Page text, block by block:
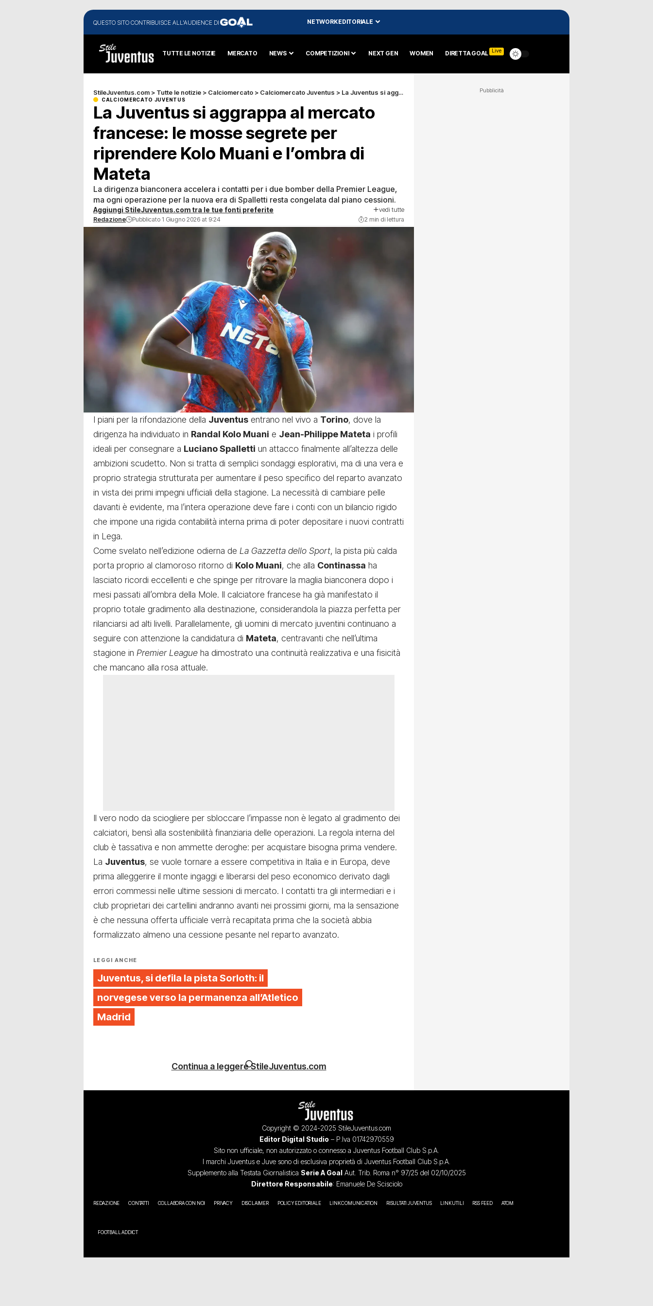
QUESTO SITO CONTRIBUISCE ALL'AUDIENCE DI NETWORK EDITORIALE
TUTTE LE NOTIZIE MERCATO NEWS COMPETIZIONI NEXT GEN WOMEN DIRETTA GOAL Live
StileJuventus.com > Tutte le notizie > Calciomercato > Calciomercato Juventus > La Juventus si aggrappa al mercato francese: le mosse segrete per riprendere Kolo Muani e l’ombra di Mateta
CALCIOMERCATO JUVENTUS
La Juventus si aggrappa al mercato
francese: le mosse segrete per
riprendere Kolo Muani e l’ombra di
Mateta
La dirigenza bianconera accelera i contatti per i due bomber della Premier League,
ma ogni operazione per la nuova era di Spalletti resta congelata dal piano cessioni.
Aggiungi StileJuventus.com tra le tue fonti preferite vedi tutte
Redazione Pubblicato 1 Giugno 2026 at 9:24 2 min di lettura
I piani per la rifondazione della Juventus entrano nel vivo a Torino, dove la
dirigenza ha individuato in Randal Kolo Muani e Jean-Philippe Mateta i profili
ideali per consegnare a Luciano Spalletti un attacco finalmente all’altezza delle
ambizioni scudetto. Non si tratta di semplici sondaggi esplorativi, ma di una vera e
proprio strategia strutturata per aumentare il peso specifico del reparto avanzato
in vista dei primi impegni ufficiali della stagione. La necessità di cambiare pelle
davanti è evidente, ma l’intera operazione deve fare i conti con un bilancio rigido
che impone una rigida contabilità interna prima di poter depositare i nuovi contratti
in Lega.
Come svelato nell’edizione odierna de La Gazzetta dello Sport, la pista più calda
porta proprio al clamoroso ritorno di Kolo Muani, che alla Continassa ha
lasciato ricordi eccellenti e che spinge per ritrovare la maglia bianconera dopo i
mesi passati all’ombra della Mole. Il calciatore francese ha già manifestato il
proprio totale gradimento alla destinazione, considerandola la piazza perfetta per
rilanciarsi ad alti livelli. Parallelamente, gli uomini di mercato juventini continuano a
seguire con attenzione la candidatura di Mateta, centravanti che nell’ultima
stagione in Premier League ha dimostrato una continuità realizzativa e una fisicità
che mancano alla rosa attuale.
Il vero nodo da sciogliere per sbloccare l’impasse non è legato al gradimento dei
calciatori, bensì alla sostenibilità finanziaria delle operazioni. La regola interna del
club è tassativa e non ammette deroghe: per acquistare bisogna prima vendere.
La Juventus, se vuole tornare a essere competitiva in Italia e in Europa, deve
prima alleggerire il monte ingaggi e liberarsi del peso economico derivato dagli
errori commessi nelle ultime sessioni di mercato. I contatti tra gli intermediari e i
club proprietari dei cartellini andranno avanti nei prossimi giorni, ma la sensazione
è che nessuna offerta ufficiale verrà recapitata prima che la società abbia
formalizzato almeno una cessione pesante nel reparto avanzato.
LEGGI ANCHE
Juventus, si defila la pista Sorloth: il
norvegese verso la permanenza all’Atletico
Madrid
Continua a leggere StileJuventus.com
Pubblicità
Copyright © 2024-2025 StileJuventus.com
Editor Digital Studio – P.Iva 01742970559
Sito non ufficiale, non autorizzato o connesso a Juventus Football Club S.p.A.
I marchi Juventus e Juve sono di esclusiva proprietà di Juventus Football Club S.p.A.
Supplemento alla Testata Giornalistica Serie A GoalAut. Trib. Roma n° 97/25 del 02/10/2025
Direttore Responsabile: Emanuele De Scisciolo
REDAZIONE CONTATTI COLLABORA CON NOI PRIVACY DISCLAIMER POLICY EDITORIALE LINK COMUNICATION RISULTATI JUVENTUS LINK UTILI RSS FEED ATOM
FOOTBALL ADDICT